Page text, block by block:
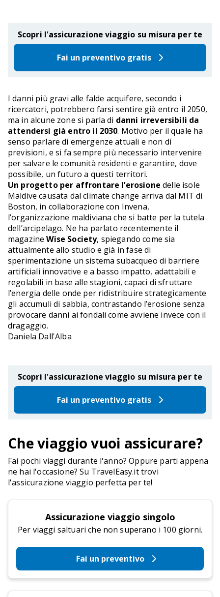
Scopri l'assicurazione viaggio su misura per te
Fai un preventivo gratis
I danni più gravi alle falde acquifere, secondo i
ricercatori, potrebbero farsi sentire già entro il 2050,
ma in alcune zone si parla di danni irreversibili da
attendersi già entro il 2030. Motivo per il quale ha
senso parlare di emergenze attuali e non di
previsioni, e si fa sempre più necessario intervenire
per salvare le comunità residenti e garantire, dove
possibile, un futuro a questi territori.
Un progetto per affrontare l’erosione delle isole
Maldive causata dal climate change arriva dal MIT di
Boston, in collaborazione con Invena,
l’organizzazione maldiviana che si batte per la tutela
dell’arcipelago. Ne ha parlato recentemente il
magazineWise Society, spiegando come sia
attualmente allo studio e già in fase di
sperimentazione un sistema subacqueo di barriere
artificiali innovative e a basso impatto, adattabili e
regolabili in base alle stagioni, capaci di sfruttare
l’energia delle onde per ridistribuire strategicamente
gli accumuli di sabbia, contrastando l’erosione senza
provocare danni ai fondali come avviene invece con il
dragaggio.
Daniela Dall'Alba
Scopri l'assicurazione viaggio su misura per te
Fai un preventivo gratis
Che viaggio vuoi assicurare?
Fai pochi viaggi durante l'anno? Oppure parti appena
ne hai l'occasione? Su TravelEasy.it trovi
l'assicurazione viaggio perfetta per te!
Assicurazione viaggio singolo
Per viaggi saltuari che non superano i 100 giorni.
Fai un preventivo